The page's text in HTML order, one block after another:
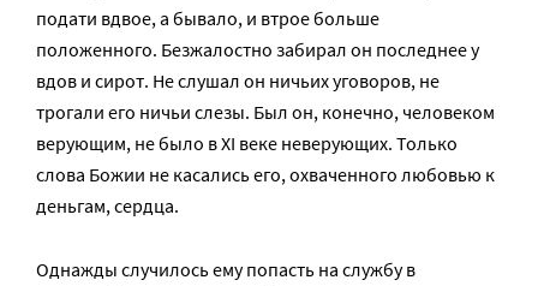
подати вдвое, а бывало, и втрое больше
положенного. Безжалостно забирал он последнее у
вдов и сирот. Не слушал он ничьих уговоров, не
трогали его ничьи слезы. Был он, конечно, человеком
верующим, не было в XI веке неверующих. Только
слова Божии не касались его, охваченного любовью к
деньгам, сердца.
Однажды случилось ему попасть на службу в